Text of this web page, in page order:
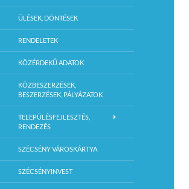
ÜLÉSEK, DÖNTÉSEK
RENDELETEK
KÖZÉRDEKŰ ADATOK
KÖZBESZERZÉSEK,
BESZERZÉSEK, PÁLYÁZATOK
TELEPÜLÉSFEJLESZTÉS,
RENDEZÉS
SZÉCSÉNY VÁROSKÁRTYA
SZÉCSÉNYINVEST